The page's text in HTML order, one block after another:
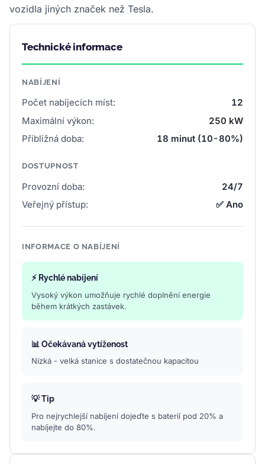
vozidla jiných značek než Tesla.
Technické informace
NABÍJENÍ
Počet nabíjecích míst:
12
Maximální výkon:
250 kW
Přibližná doba:
18 minut (10-80%)
DOSTUPNOST
Provozní doba:
24/7
Veřejný přístup:
✅ Ano
INFORMACE O NABÍJENÍ
⚡ Rychlé nabíjení
Vysoký výkon umožňuje rychlé doplnění energie
během krátkých zastávek.
📊 Očekávaná vytíženost
Nízká - velká stanice s dostatečnou kapacitou
💡 Tip
Pro nejrychlejší nabíjení dojeďte s baterií pod 20% a
nabíjejte do 80%.